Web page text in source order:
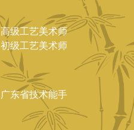
高级工艺美术师
初级工艺美术师
广东省技术能手